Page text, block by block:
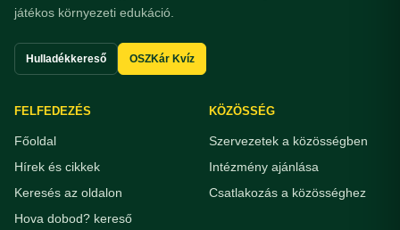
játékos környezeti edukáció.
Hulladékkereső OSZKár Kvíz
FELFEDEZÉS
Főoldal
Hírek és cikkek
Keresés az oldalon
Hova dobod? kereső
KÖZÖSSÉG
Szervezetek a közösségben
Intézmény ajánlása
Csatlakozás a közösséghez